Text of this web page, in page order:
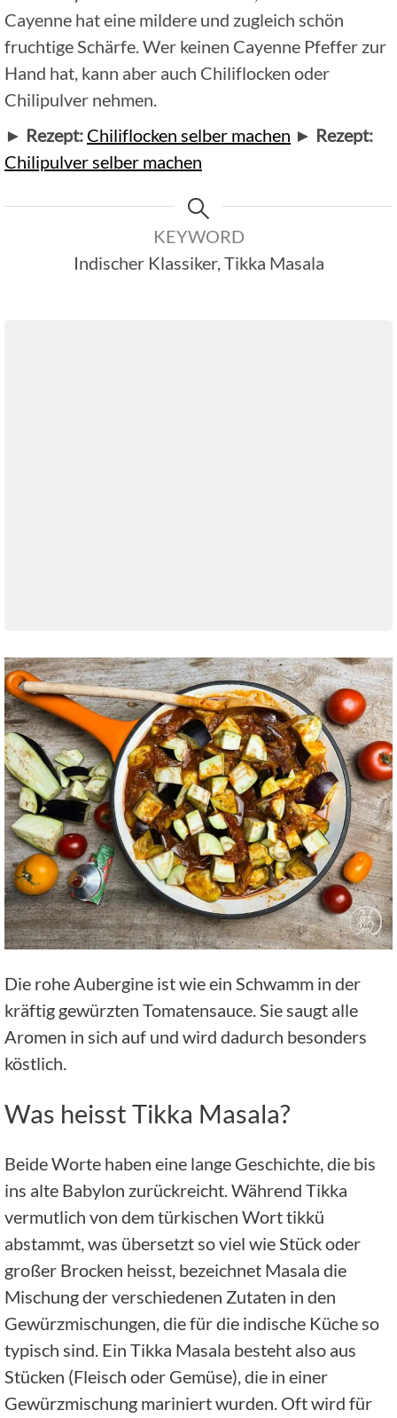
Cayenne hat eine mildere und zugleich schön
fruchtige Schärfe. Wer keinen Cayenne Pfeffer zur
Hand hat, kann aber auch Chiliflocken oder
Chilipulver nehmen.
► Rezept: Chiliflocken selber machen ► Rezept:
Chilipulver selber machen
KEYWORD
Indischer Klassiker, Tikka Masala
Die rohe Aubergine ist wie ein Schwamm in der
kräftig gewürzten Tomatensauce. Sie saugt alle
Aromen in sich auf und wird dadurch besonders
köstlich.
Was heisst Tikka Masala?
Beide Worte haben eine lange Geschichte, die bis
ins alte Babylon zurückreicht. Während Tikka
vermutlich von dem türkischen Wort tikkü
abstammt, was übersetzt so viel wie Stück oder
großer Brocken heisst, bezeichnet Masala die
Mischung der verschiedenen Zutaten in den
Gewürzmischungen, die für die indische Küche so
typisch sind. Ein Tikka Masala besteht also aus
Stücken (Fleisch oder Gemüse), die in einer
Gewürzmischung mariniert wurden. Oft wird für